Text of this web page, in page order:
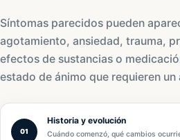
Síntomas parecidos pueden
agotamiento, ansiedad, trauma,
efectos de sustancias o
estado de ánimo que requieren
01
Historia y evolución
Cuándo comenzó, qué cambios